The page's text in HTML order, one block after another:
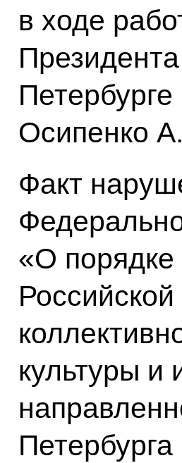
в ходе
Осипенко
Факт
«О
культуры и